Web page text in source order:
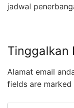
jadwal
Tinggalkan
Alamat email
fields are marked